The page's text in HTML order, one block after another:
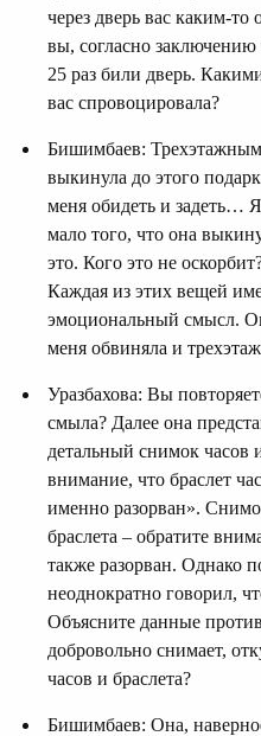
через дверь вас каким-то
вы, согласно заключению
25 раз били дверь.
вас спровоцировала?
Бишимбаев:
выкинула до этого
меня обидеть и задеть…
мало того, что она
это. Кого это не
Каждая из этих вещей
эмоциональный смысл.
меня обвиняла и
Уразбахова: Вы
смыла? Далее она
детальный снимок часов
внимание, что браслет
именно разорван».
браслета – обратите
также разорван. Однако
неоднократно говорил,
Объясните данные
добровольно снимает,
часов и браслета?
Бишимбаев: Она,